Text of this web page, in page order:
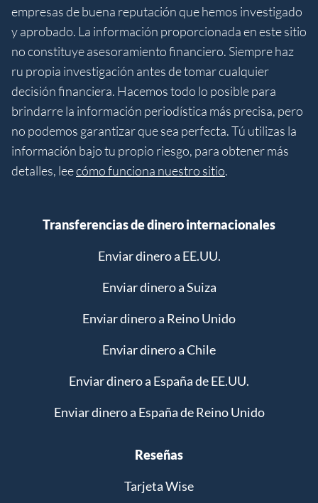
empresas de buena reputación que hemos investigado
y aprobado. La información proporcionada en este sitio
no constituye asesoramiento financiero. Siempre haz
ru propia investigación antes de tomar cualquier
decisión financiera. Hacemos todo lo posible para
brindarre la información periodística más precisa, pero
no podemos garantizar que sea perfecta. Tú utilizas la
información bajo tu propio riesgo, para obtener más
detalles, leecómo funciona nuestro sitio.
Transferencias de dinero internacionales
Enviar dinero a EE.UU.
Enviar dinero a Suiza
Enviar dinero a Reino Unido
Enviar dinero a Chile
Enviar dinero a España de EE.UU.
Enviar dinero a España de Reino Unido
Reseñas
Tarjeta Wise